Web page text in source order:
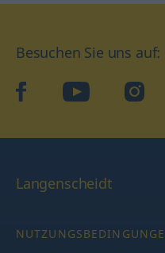
Besuchen Sie uns auf:
facebookYouTube
Langenscheidt